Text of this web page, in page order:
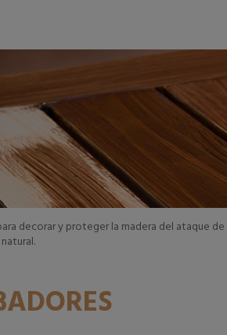
decorar y proteger la madera del ataque
A LA CESTA